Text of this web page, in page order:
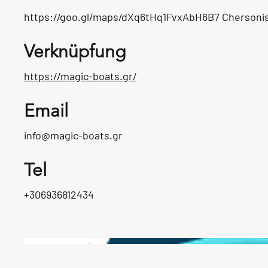
https://goo.gl/maps/dXq6tHq1FvxAbH6B7
Verknüpfung
https://magic-boats.gr/
Email
info@magic-boats.gr
Tel
+306936812434